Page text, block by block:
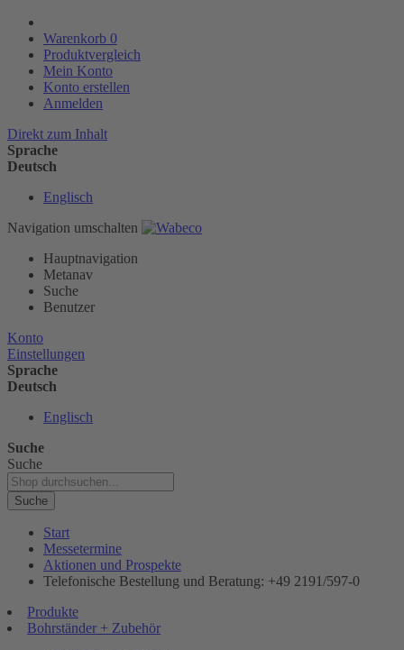
Warenkorb 0
Produktvergleich
Mein Konto
Konto erstellen
Anmelden
Direkt zum Inhalt
Sprache
Deutsch
Englisch
Navigation umschalten
Hauptnavigation
Metanav
Suche
Benutzer
Konto
Einstellungen
Sprache
Deutsch
Englisch
Suche
Suche
Suche
Start
Messetermine
Aktionen und Prospekte
Telefonische Bestellung und Beratung: +49 2191/597-0
Produkte
Bohrständer + Zubehör